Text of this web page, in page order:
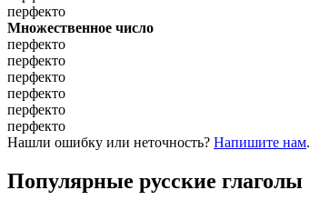
перфекто
Множественное число
перфекто
перфекто
перфекто
перфекто
перфекто
перфекто
Нашли ошибку или неточность? Напишите нам.
Популярные русские глаголы